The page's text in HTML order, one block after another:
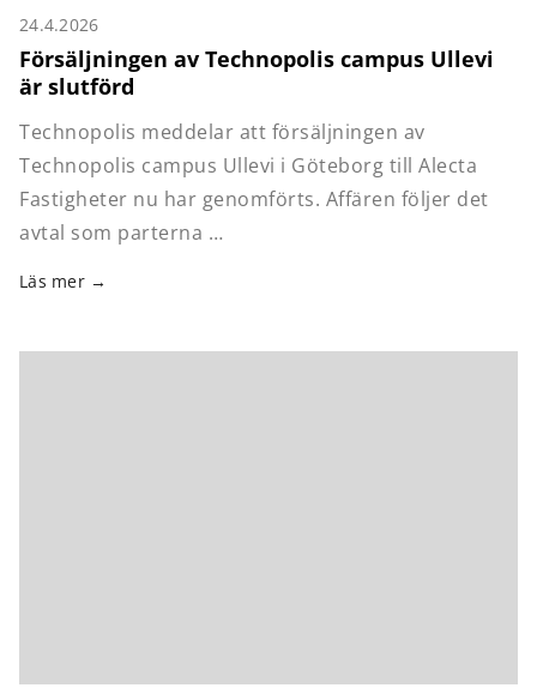
24.4.2026
Försäljningen av Technopolis campus Ullevi
är slutförd
Technopolis meddelar att försäljningen av
Technopolis campus Ullevi i Göteborg till Alecta
Fastigheter nu har genomförts. Affären följer det
avtal som parterna …
Läs mer